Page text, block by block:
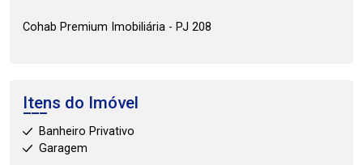
Cohab Premium Imobiliária - PJ 208
Itens do Imóvel
Banheiro Privativo
Garagem